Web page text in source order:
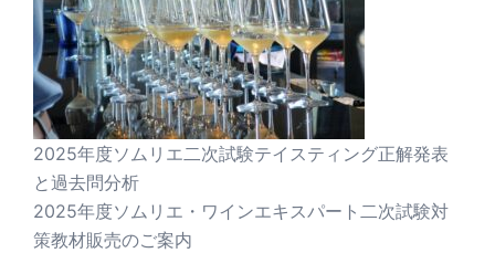
2025年度ソムリエ二次試験テイスティング正解発表
と過去問分析
2025年度ソムリエ・ワインエキスパート二次試験対
策教材販売のご案内